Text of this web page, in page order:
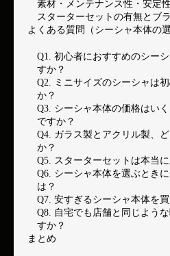
素材・メンテナンス性・安定
スターターセットの有無とブ
よくある質問（シーシャ本体の選
Q1. 初心者におすすめのシー
すか？
Q2. ミニサイズのシーシャは
か？
Q3. シーシャ本体の価格はい
ですか？
Q4. ガラス製とアクリル製、
か？
Q5. スターターセットは本当
Q6. シーシャ本体を選ぶとき
は？
Q7. 安すぎるシーシャ本体を
Q8. 自宅でも店舗と同じよう
すか？
まとめ